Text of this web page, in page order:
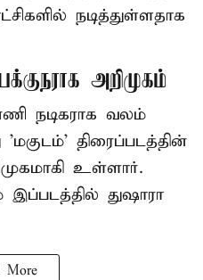
நடித்துள்ளதாக
அறிமுகம்
நடிகராக வலம்
திரைப்படத்தின்
உள்ளார்.
இப்படத்தில் துஷாரா
More